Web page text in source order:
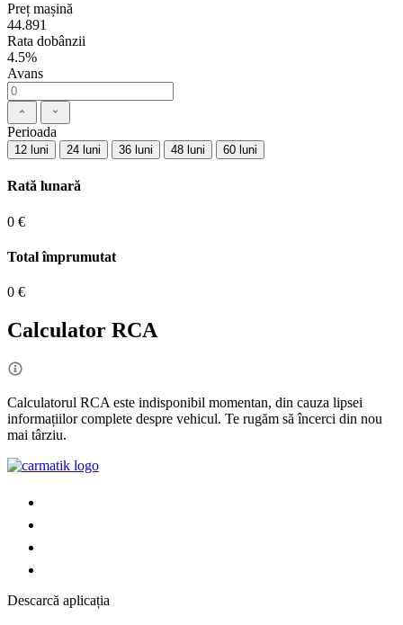
Preț mașină
44.891
Rata dobânzii
4.5%
Avans
Perioada
12 luni 24 luni 36 luni 48 luni 60 luni
Rată lunară
0 €
Total împrumutat
0 €
Calculator RCA
Calculatorul RCA este indisponibil momentan, din cauza lipsei
informațiilor complete despre vehicul. Te rugăm să încerci din nou
mai târziu.
Descarcă aplicația